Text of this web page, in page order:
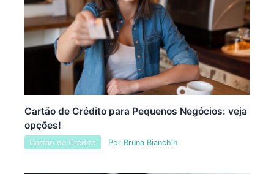
Cartão de Crédito para Pequenos Negócios: veja
opções!
Cartão de Crédito Por Bruna Bianchin